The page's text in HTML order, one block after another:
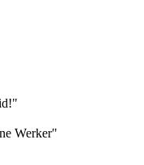
Werker"